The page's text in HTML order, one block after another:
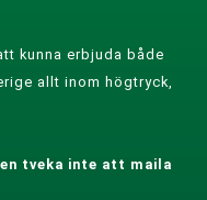
kunna erbjuda både
allt inom högtryck,
tveka inte att maila